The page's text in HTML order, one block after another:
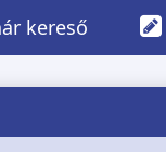
kereső